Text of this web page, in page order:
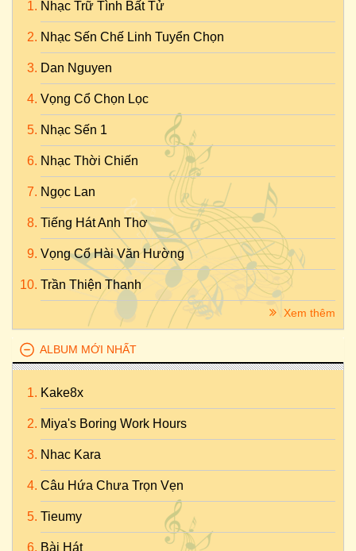
Nhạc Trữ Tình Bất Tử
Nhạc Sến Chế Linh Tuyển Chọn
Dan Nguyen
Vọng Cổ Chọn Lọc
Nhạc Sến 1
Nhạc Thời Chiến
Ngọc Lan
Tiếng Hát Anh Thơ
Vọng Cổ Hài Văn Hường
Trần Thiện Thanh
Xem thêm
ALBUM MỚI NHẤT
Kake8x
Miya's Boring Work Hours
Nhac Kara
Câu Hứa Chưa Trọn Vẹn
Tieumy
Bài Hát